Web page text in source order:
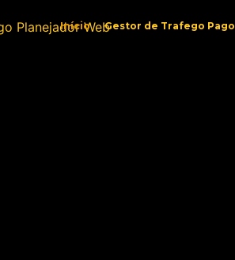
Início Gestor de Trafego Pago